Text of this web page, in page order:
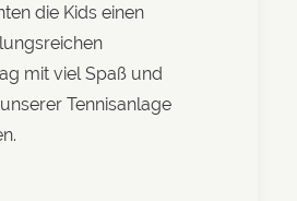
die Kids einen
mit viel Spaß und
Tennisanlage